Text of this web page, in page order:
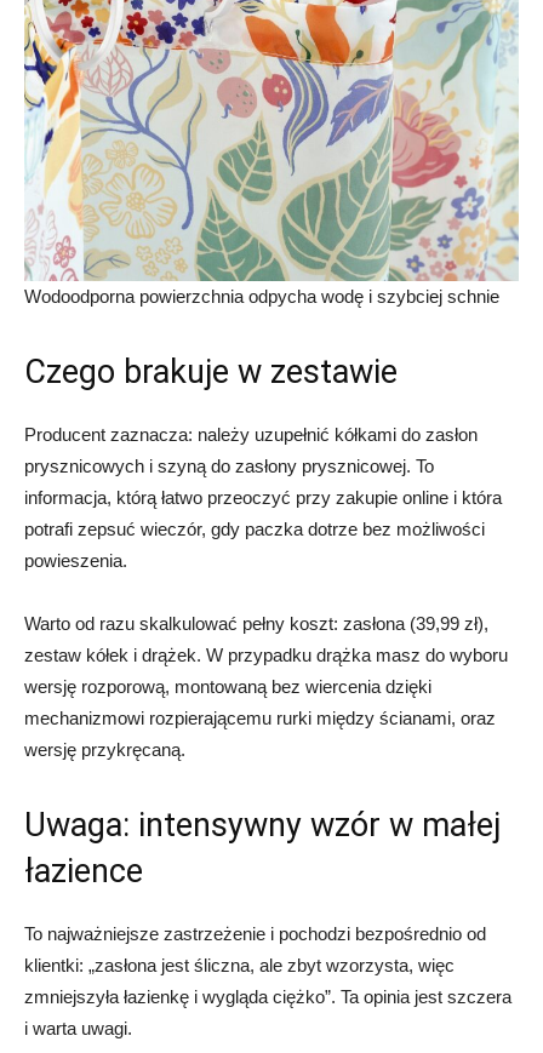
Wodoodporna powierzchnia odpycha wodę i szybciej schnie
Czego brakuje w zestawie
Producent zaznacza: należy uzupełnić kółkami do zasłon
prysznicowych i szyną do zasłony prysznicowej. To
informacja, którą łatwo przeoczyć przy zakupie online i która
potrafi zepsuć wieczór, gdy paczka dotrze bez możliwości
powieszenia.
Warto od razu skalkulować pełny koszt: zasłona (39,99 zł),
zestaw kółek i drążek. W przypadku drążka masz do wyboru
wersję rozporową, montowaną bez wiercenia dzięki
mechanizmowi rozpierającemu rurki między ścianami, oraz
wersję przykręcaną.
Uwaga: intensywny wzór w małej
łazience
To najważniejsze zastrzeżenie i pochodzi bezpośrednio od
klientki: „zasłona jest śliczna, ale zbyt wzorzysta, więc
zmniejszyła łazienkę i wygląda ciężko”. Ta opinia jest szczera
i warta uwagi.